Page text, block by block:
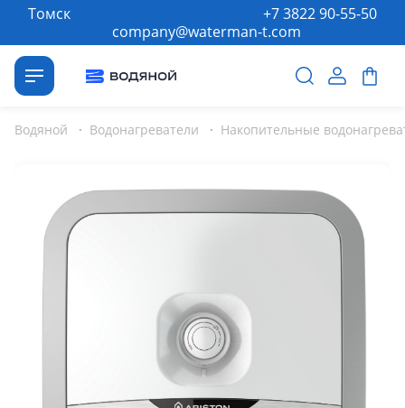
Томск
company@waterman-t.com
+7 3822 90-55-50
Водяной · Водонагреватели · Накопительные